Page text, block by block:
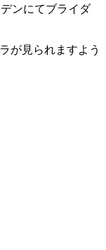
ンにてブライダ
が見られますよう